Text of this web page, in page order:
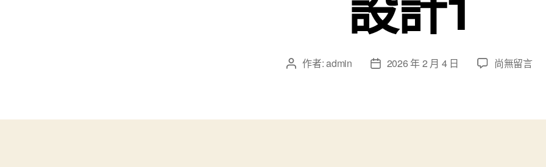
文 作者:admin
文
日
2026 年 2 月 4 日
在
在
尚無留言